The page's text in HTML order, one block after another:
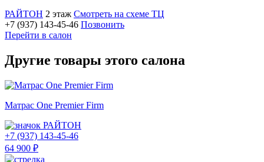
РАЙТОН 2 этаж Смотреть на схеме ТЦ
+7 (937) 143-45-46 Позвонить
Перейти в салон
Другие товары этого салона
Матрас One Premier Firm
РАЙТОН
+7 (937) 143-45-46
64 900 ₽